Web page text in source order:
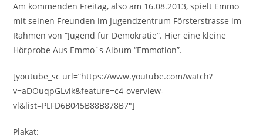
Am kommenden Freitag, also am 16.08.2013, spielt Emmo
mit seinen Freunden im Jugendzentrum Försterstrasse im
Rahmen von “Jugend für Demokratie”. Hier eine kleine
Hörprobe Aus Emmo´s Album “Emmotion”.
[youtube_sc url=”https://www.youtube.com/watch?
v=aDOuqpGLvik&feature=c4-overview-
vl&list=PLFD6B045B88B878B7″]
Plakat: